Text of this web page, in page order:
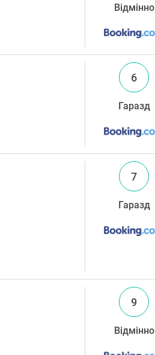
Відмінно
6
Гаразд
7
Гаразд
9
Відмінно